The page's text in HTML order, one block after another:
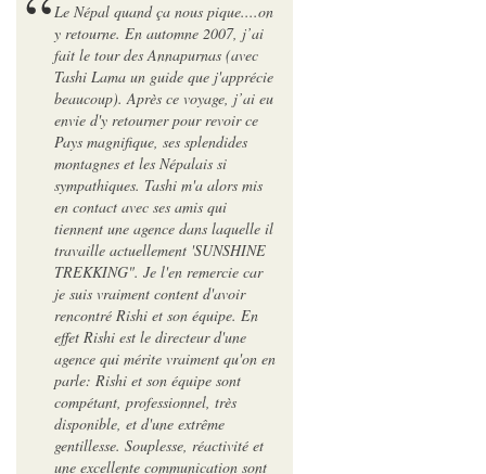
Le Népal quand ça nous pique....on
y retourne. En automne 2007, j’ai
fait le tour des Annapurnas (avec
Tashi Lama un guide que j'apprécie
beaucoup). Après ce voyage, j’ai eu
envie d'y retourner pour revoir ce
Pays magnifique, ses splendides
montagnes et les Népalais si
sympathiques. Tashi m'a alors mis
en contact avec ses amis qui
tiennent une agence dans laquelle il
travaille actuellement 'SUNSHINE
TREKKING". Je l'en remercie car
je suis vraiment content d'avoir
rencontré Rishi et son équipe. En
effet Rishi est le directeur d'une
agence qui mérite vraiment qu'on en
parle: Rishi et son équipe sont
compétant, professionnel, très
disponible, et d'une extrême
gentillesse. Souplesse, réactivité et
une excellente communication sont